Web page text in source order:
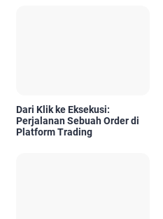
Dari Klik ke Eksekusi:
Perjalanan Sebuah Order di
Platform Trading